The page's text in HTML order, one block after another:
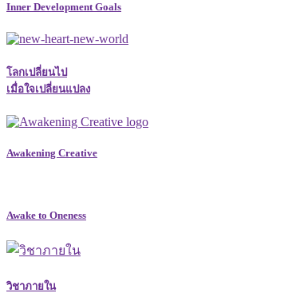
Inner Development Goals
โลกเปลี่ยนไป
เมื่อใจเปลี่ยนแปลง
Awakening Creative
Awake to Oneness
วิชาภายใน